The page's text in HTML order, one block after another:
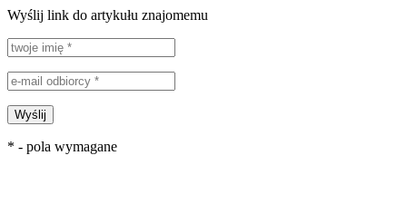
Wyślij link do artykułu znajomemu
Wyślij
* - pola wymagane